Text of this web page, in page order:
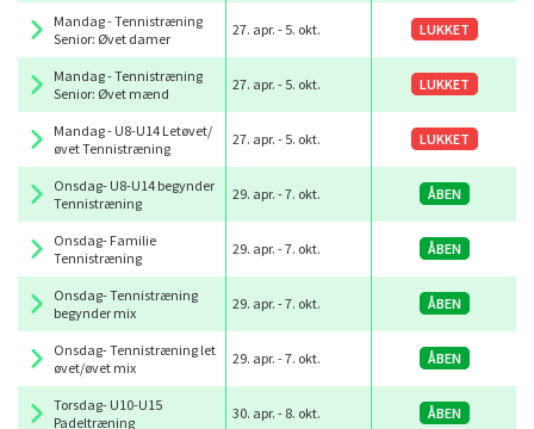
Mandag - Tennistræning
Senior: Øvet damer
27. apr. - 5. okt. LUKKET
Mandag - Tennistræning
Senior: Øvet mænd
27. apr. - 5. okt. LUKKET
Mandag - U8-U14 Letøvet/
øvet Tennistræning
27. apr. - 5. okt. LUKKET
Onsdag- U8-U14 begynder
Tennistræning
29. apr. -7. okt. ÅBEN
Onsdag- Familie
Tennistræning
29. apr. -7. okt. ÅBEN
Onsdag- Tennistræning
begynder mix
29. apr. -7. okt. ÅBEN
Onsdag- Tennistræning let
øvet/øvet mix
29. apr. -7. okt. ÅBEN
Torsdag- U10-U15
Padeltræning
30. apr. - 8. okt. ÅBEN